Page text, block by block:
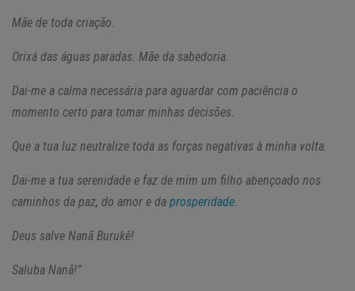
Mãe de toda criação.
Orixá das águas paradas. Mãe da sabedoria.
Dai-me a calma necessária para aguardar com paciência o
momento certo para tomar minhas decisões.
Que a tua luz neutralize toda as forças negativas à minha volta.
Dai-me a tua serenidade e faz de mim um filho abençoado nos
caminhos da paz, do amor e da prosperidade
Deus salve Nanã Burukê!
Saluba Nanã!”